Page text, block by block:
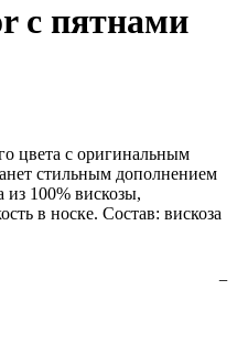
с пятнами
цвета с оригинальным
стильным дополнением
из 100% вискозы,
в носке. Состав: вискоза